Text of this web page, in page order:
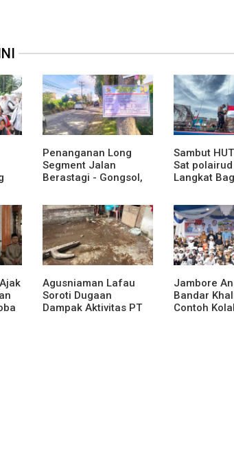
Penanganan Long
Segment Jalan
Berastagi - Gongsol,
Kabupaten Karo
Tingkatkan
Kenyamanan Akses
Wisata, Pertanian dan
Perekonomian
Sambut
Sat
Langkat
kepada
Agusniaman Lafau
Soroti Dugaan
Dampak Aktivitas PT
Jambore
Bandar
Contoh